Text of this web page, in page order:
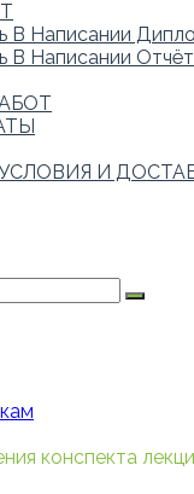
В Написании
В Написании
И
конспекта